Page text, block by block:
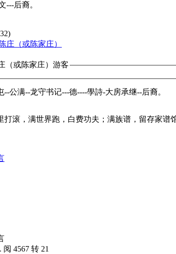
---后裔。
庄（或陈家庄）
（或陈家庄） 游客
公满--龙守书记---德----學詩-大房承继--后裔。
打滚，满世界跑，白费功夫；满族谱，留存家谱
阅 4567 转 21